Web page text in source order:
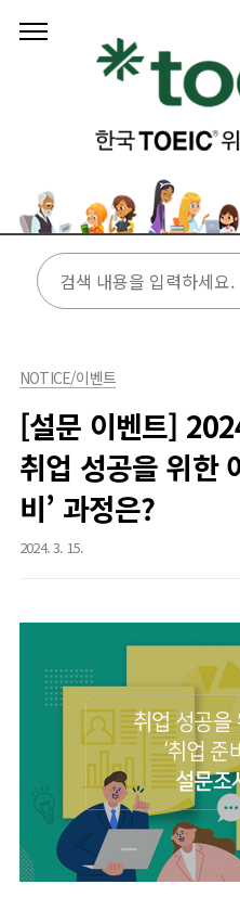
NOTICE/이벤트
[설문 이벤트]
취업 성공을 위한
비’ 과정은?
2024. 3. 15.